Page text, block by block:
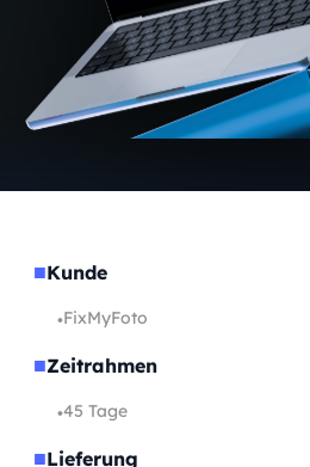
■Kunde
•FixMyFoto
■Zeitrahmen
•45 Tage
■Lieferung